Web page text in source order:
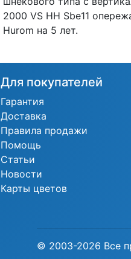
2000 VS HH Sbe11
Hurom на 5 лет.
Для покупателей
Гарантия
Доставка
Правила продажи
Помощь
Статьи
Новости
Карты цветов
© 2003-2026 Все